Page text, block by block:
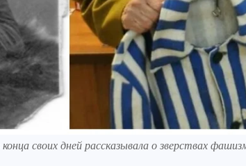
своих дней рассказывала о зверствах